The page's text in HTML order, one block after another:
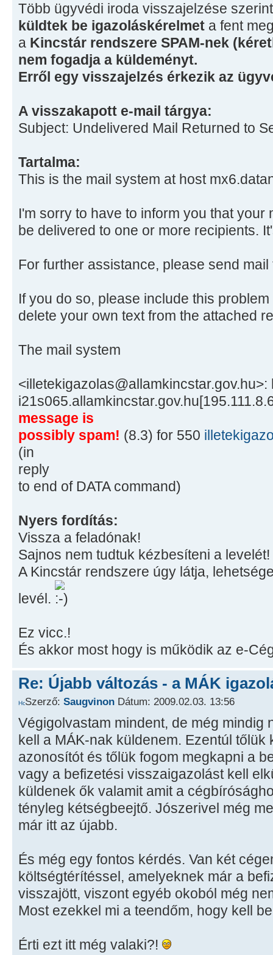
Több ügyvédi iroda visszajelzése
küldtek be igazoláskérelmet a fent
a Kincstár rendszere SPAM-nek
nem fogadja a küldeményt.
Erről egy visszajelzés érkezik az
A visszakapott e-mail tárgya:
Subject: Undelivered Mail Returned to
Tartalma:
This is the mail system at host
I'm sorry to have to inform you that your
be delivered to one or more recipients.
For further assistance, please send mail
If you do so, please include this
delete your own text from the attached
The mail system
<illetekigazolas@allamkincstar.gov.hu>:
message is
possibly spam! (8.3) for 550
(in
reply
to end of DATA command)
Nyers fordítás:
Vissza a feladónak!
Sajnos nem tudtuk kézbesíteni a levelét!
A Kincstár rendszere úgy látja,
levél.
Ez vicc.!
És akkor most hogy is működik az e-
Re: Újabb változás - a MÁK
Szerző: Saugvinon Dátum: 2009.02.03. 13:56
Végigolvastam mindent, de még mindig
kell a MÁK-nak küldenem. Ezentúl tőlük
azonosítót és tőlük fogom megkapni a
vagy a befizetési visszaigazolást kell
küldenek ők valamit amit a
tényleg kétségbeejtő. Jószerivel még
már itt az újabb.
És még egy fontos kérdés. Van két
költségtérítéssel, amelyeknek már a
visszajött, viszont egyéb okoból még
Most ezekkel mi a teendőm, hogy kell
Érti ezt itt még valaki?!